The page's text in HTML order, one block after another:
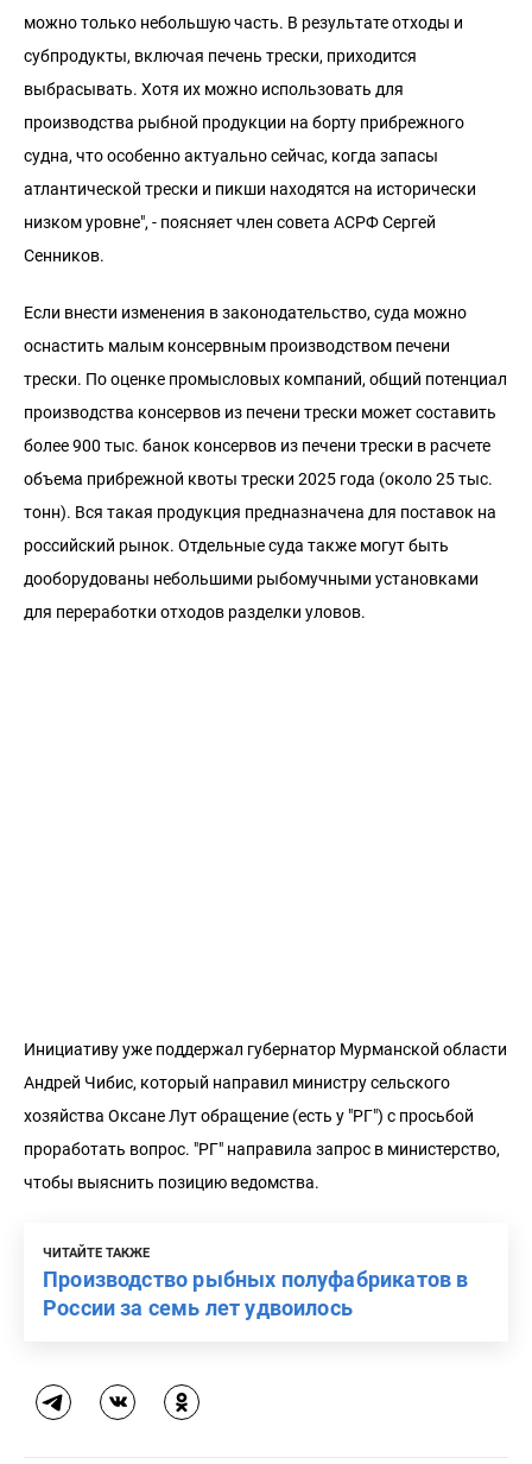
можно только небольшую часть. В результате отходы и
субпродукты, включая печень трески, приходится
выбрасывать. Хотя их можно использовать для
производства рыбной продукции на борту прибрежного
судна, что особенно актуально сейчас, когда запасы
атлантической трески и пикши находятся на исторически
низком уровне", - поясняет член совета АСРФ Сергей
Сенников.
Если внести изменения в законодательство, суда можно
оснастить малым консервным производством печени
трески. По оценке промысловых компаний, общий потенциал
производства консервов из печени трески может составить
более 900 тыс. банок консервов из печени трески в расчете
объема прибрежной квоты трески 2025 года (около 25 тыс.
тонн). Вся такая продукция предназначена для поставок на
российский рынок. Отдельные суда также могут быть
дооборудованы небольшими рыбомучными установками
для переработки отходов разделки уловов.
Инициативу уже поддержал губернатор Мурманской области
Андрей Чибис, который направил министру сельского
хозяйства Оксане Лут обращение (есть у "РГ") с просьбой
проработать вопрос. "РГ" направила запрос в министерство,
чтобы выяснить позицию ведомства.
ЧИТАЙТЕ ТАКЖЕ
Производство рыбных полуфабрикатов в
России за семь лет удвоилось